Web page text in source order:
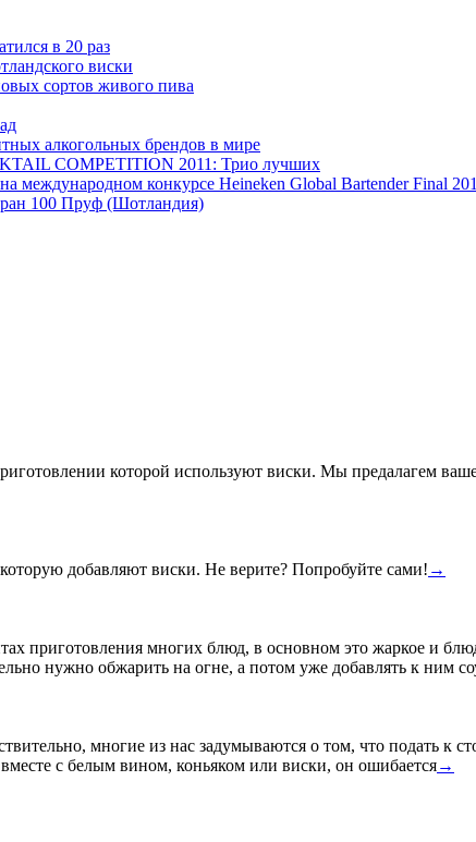
в 20 раз
виски
сортов живого пива
алкогольных брендов в мире
COMPETITION 2011: Трио лучших
международном конкурсе Heineken Global Bartender Final
100 Пруф (Шотландия)
которой используют виски. Мы предалагем
добавляют виски. Не верите? Попробуйте сами! →
приготовления многих блюд, в основном это жаркое и
нужно обжарить на огне, а потом уже добавлять к ним
многие из нас задумываются о том, что подать к
с белым вином, коньяком или виски, он ошибается→